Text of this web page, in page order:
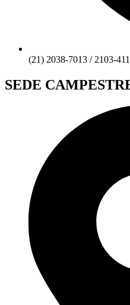
(21) 2038-7013 / 2103-
SEDE